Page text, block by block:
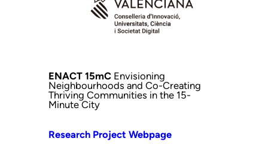
ENACT 15mC Envisioning
Neighbourhoods and Co-Creating
Thriving Communities in the 15-
Minute City
Research Project Webpage